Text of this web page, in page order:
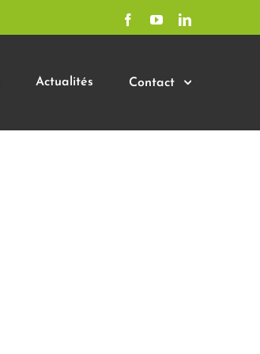
FacebookYouTubeLinkedIn
Actualités Contact